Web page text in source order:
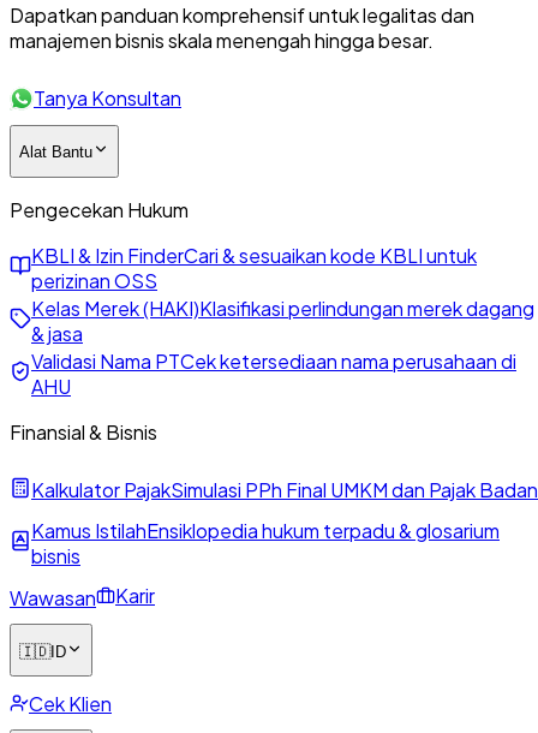
Dapatkan panduan komprehensif untuk legalitas dan
manajemen bisnis skala menengah hingga besar.
Tanya Konsultan
Alat Bantu
Pengecekan Hukum
KBLI & Izin FinderCari & sesuaikan kode KBLI untuk
perizinan OSS
Kelas Merek (HAKI)Klasifikasi perlindungan merek dagang
& jasa
Validasi Nama PTCek ketersediaan nama perusahaan di
AHU
Finansial & Bisnis
Kalkulator PajakSimulasi PPh Final UMKM dan Pajak Badan
Kamus IstilahEnsiklopedia hukum terpadu & glosarium
bisnis
Wawasan
Karir
🇮🇩ID
Cek Klien